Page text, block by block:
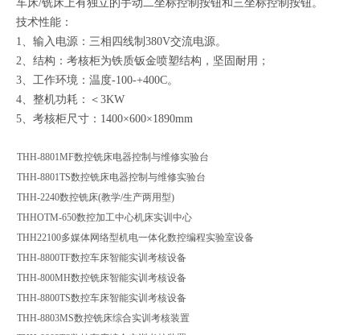
车床/铣床上有独立的手动二坐标控制按钮和三坐标控制按钮。
技术性能：
1、输入电源：三相四线制380V交流电源。
2、结构：考核柜为铁质钣金喷塑结构，坚固耐用；
3、工作环境：温度-100-+400C。
4、整机功耗：＜3KW
5、考核柜尺寸：1400×600×1890mm
THH-8801MF数控铣床电器控制与维修实验台
THH-8801TS数控铣床电器控制与维修实验台
THH-2240数控铣床(教学/生产两用型)
THHOTM-650数控加工中心机床实训中心
THH22100多媒体网络型机电一体化数控编程实验室设备
THH-8800TF数控车床智能实训考核设备
THH-800MH数控铣床智能实训考核设备
THH-8800TS数控车床智能实训考核设备
THH-8803MS数控铣床综合实训考核装置